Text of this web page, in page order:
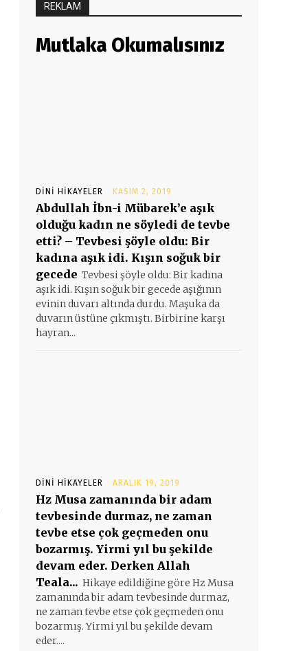
REKLAM
Mutlaka Okumalısınız
DINI HIKAYELER KASIM 2, 2019
Abdullah İbn-i Mübarek’e aşık
olduğu kadın ne söyledi de tevbe
etti? – Tevbesi şöyle oldu: Bir
kadına aşık idi. Kışın soğuk bir
gecede Tevbesi şöyle oldu: Bir kadına
aşık idi. Kışın soğuk bir gecede aşığının
evinin duvarı altında durdu. Maşuka da
duvarın üstüne çıkmıştı. Birbirine karşı
hayran...
DINI HIKAYELER ARALIK 19, 2019
Hz Musa zamanında bir adam
tevbesinde durmaz, ne zaman
tevbe etse çok geçmeden onu
bozarmış. Yirmi yıl bu şekilde
devam eder. Derken Allah
Teala... Hikaye edildiğine göre Hz Musa
zamanında bir adam tevbesinde durmaz,
ne zaman tevbe etse çok geçmeden onu
bozarmış. Yirmi yıl bu şekilde devam
eder....